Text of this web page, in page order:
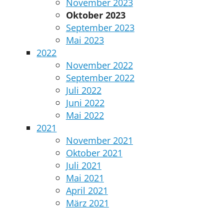
Oktober 2023
September 2023
Mai 2023
2022
November 2022
September 2022
Juli 2022
Juni 2022
Mai 2022
2021
November 2021
Oktober 2021
Juli 2021
Mai 2021
April 2021
März 2021